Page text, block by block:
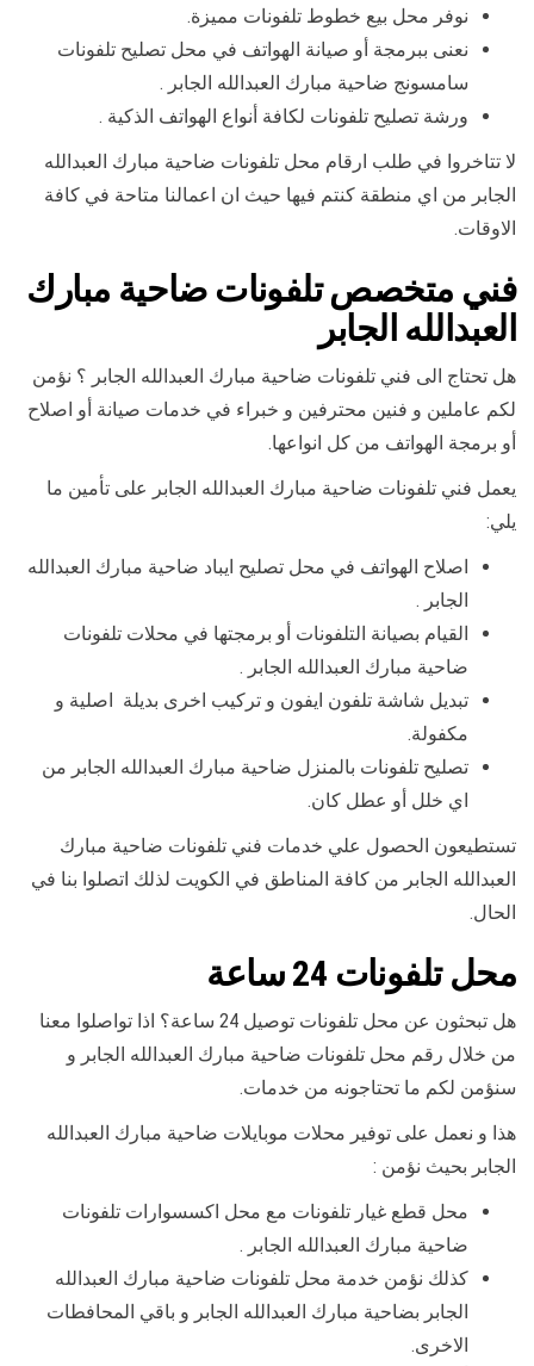
نوفر محل بيع خطوط تلفونات مميزة.
نعنى ببرمجة أو صيانة الهواتف في محل تصليح تلفونات
سامسونج ضاحية مبارك العبدالله الجابر .
ورشة تصليح تلفونات لكافة أنواع الهواتف الذكية .
لا تتاخروا في طلب ارقام محل تلفونات ضاحية مبارك العبدالله
الجابر من اي منطقة كنتم فيها حيث ان اعمالنا متاحة في كافة
الاوقات.
فني متخصص تلفونات ضاحية مبارك
العبدالله الجابر
هل تحتاج الى فني تلفونات ضاحية مبارك العبدالله الجابر ؟ نؤمن
لكم عاملين و فنين محترفين و خبراء في خدمات صيانة أو اصلاح
أو برمجة الهواتف من كل انواعها.
يعمل فني تلفونات ضاحية مبارك العبدالله الجابر على تأمين ما
يلي:
اصلاح الهواتف في محل تصليح ايباد ضاحية مبارك العبدالله
الجابر .
القيام بصيانة التلفونات أو برمجتها في محلات تلفونات
ضاحية مبارك العبدالله الجابر .
تبديل شاشة تلفون ايفون و تركيب اخرى بديلة اصلية و
مكفولة.
تصليح تلفونات بالمنزل ضاحية مبارك العبدالله الجابر من
اي خلل أو عطل كان.
تستطيعون الحصول علي خدمات فني تلفونات ضاحية مبارك
العبدالله الجابر من كافة المناطق في الكويت لذلك اتصلوا بنا في
الحال.
محل تلفونات 24 ساعة
هل تبحثون عن محل تلفونات توصيل 24 ساعة؟ اذا تواصلوا معنا
من خلال رقم محل تلفونات ضاحية مبارك العبدالله الجابر و
سنؤمن لكم ما تحتاجونه من خدمات.
هذا و نعمل على توفير محلات موبايلات ضاحية مبارك العبدالله
الجابر بحيث نؤمن :
محل قطع غيار تلفونات مع محل اكسسوارات تلفونات
ضاحية مبارك العبدالله الجابر .
كذلك نؤمن خدمة محل تلفونات ضاحية مبارك العبدالله
الجابر بضاحية مبارك العبدالله الجابر و باقي المحافطات
الاخرى.